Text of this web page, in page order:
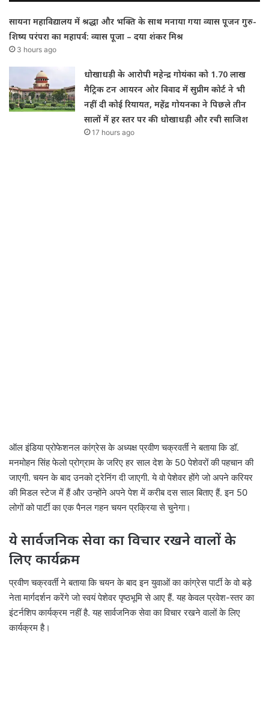
सायना महाविद्यालय में श्रद्धा और भक्ति के साथ मनाया गया व्यास पूजन गुरु-
शिष्य परंपरा का महापर्व: व्यास पूजा – दया शंकर मिश्र
3 hours ago
धोखाधड़ी के आरोपी महेन्द्र गोयंका को 1.70 लाख
मैट्रिक टन आयरन ओर विवाद में सुप्रीम कोर्ट ने भी
नहीं दी कोई रियायत, महेंद्र गोयनका ने पिछले तीन
सालों में हर स्तर पर की धोखाधड़ी और रची साजिश
17 hours ago
ऑल इंडिया प्रोफेशनल कांग्रेस के अध्यक्ष प्रवीण चक्रवर्ती ने बताया कि डॉ.
मनमोहन सिंह फेलो प्रोग्राम के जरिए हर साल देश के 50 पेशेवरों की पहचान की
जाएगी. चयन के बाद उनको ट्रेनिंग दी जाएगी. ये वो पेशेवर होंगे जो अपने करियर
की मिडल स्टेज में हैं और उन्होंने अपने पेश में करीब दस साल बिताए हैं. इन 50
लोगों को पार्टी का एक पैनल गहन चयन प्रक्रिया से चुनेगा।
ये सार्वजनिक सेवा का विचार रखने वालों के
लिए कार्यक्रम
प्रवीण चक्रवर्ती ने बताया कि चयन के बाद इन युवाओं का कांग्रेस पार्टी के वो बड़े
नेता मार्गदर्शन करेंगे जो स्वयं पेशेवर पृष्ठभूमि से आए हैं. यह केवल प्रवेश-स्तर का
इंटर्नशिप कार्यक्रम नहीं है. यह सार्वजनिक सेवा का विचार रखने वालों के लिए
कार्यक्रम है।